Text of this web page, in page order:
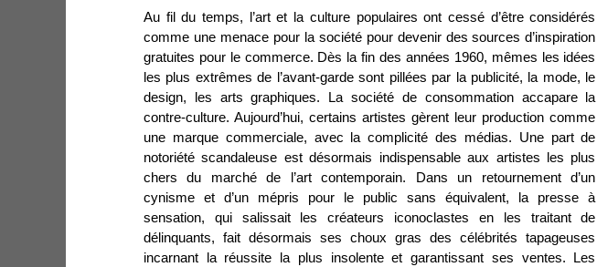
Au fil du temps, l’art et la culture populaires ont cessé d’être considérés
comme une menace pour la société pour devenir des sources d’inspiration
gratuites pour le commerce. Dès la fin des années 1960, mêmes les idées
les plus extrêmes de l’avant-garde sont pillées par la publicité, la mode, le
design, les arts graphiques. La société de consommation accapare la
contre-culture. Aujourd’hui, certains artistes gèrent leur production comme
une marque commerciale, avec la complicité des médias. Une part de
notoriété scandaleuse est désormais indispensable aux artistes les plus
chers du marché de l’art contemporain. Dans un retournement d’un
cynisme et d’un mépris pour le public sans équivalent, la presse à
sensation, qui salissait les créateurs iconoclastes en les traitant de
délinquants, fait désormais ses choux gras des célébrités tapageuses
incarnant la réussite la plus insolente et garantissant ses ventes. Les